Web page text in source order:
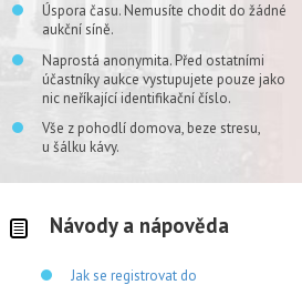
Úspora času. Nemusíte chodit do žádné
aukční síně.
Naprostá anonymita. Před ostatními
účastníky aukce vystupujete pouze jako
nic neříkající identifikační číslo.
Vše z pohodlí domova, beze stresu,
u šálku kávy.
Návody a nápověda
Jak se registrovat do